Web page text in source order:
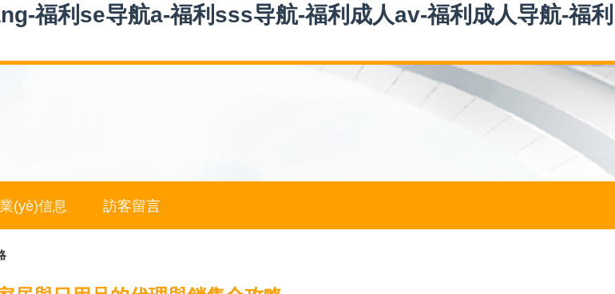
福利se导航a-福利sss导航-福利成人av-福利成人导航-福利
(yè)信息 訪客留言